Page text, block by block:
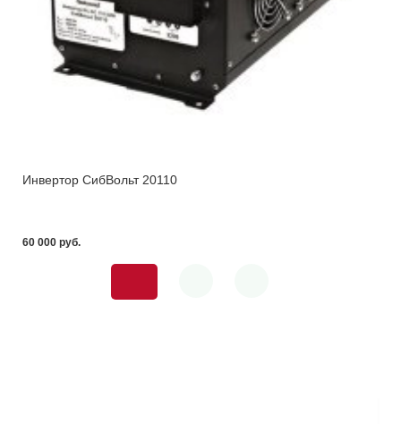
Инвертор СибВольт 20110
60 000 pуб.